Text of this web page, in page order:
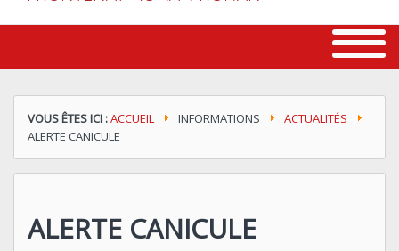
VOUS ÊTES ICI :ACCUEIL INFORMATIONS
ACTUALITÉS
ALERTE CANICULE
ALERTE CANICULE